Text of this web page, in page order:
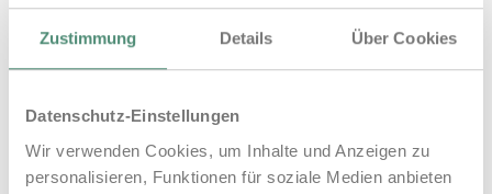
Zustimmung Details Über Cookies
Datenschutz-Einstellungen
Wir verwenden Cookies, um Inhalte und Anzeigen zu
personalisieren, Funktionen für soziale Medien anbieten
neuen Schnellladern runden wir unser Lade-